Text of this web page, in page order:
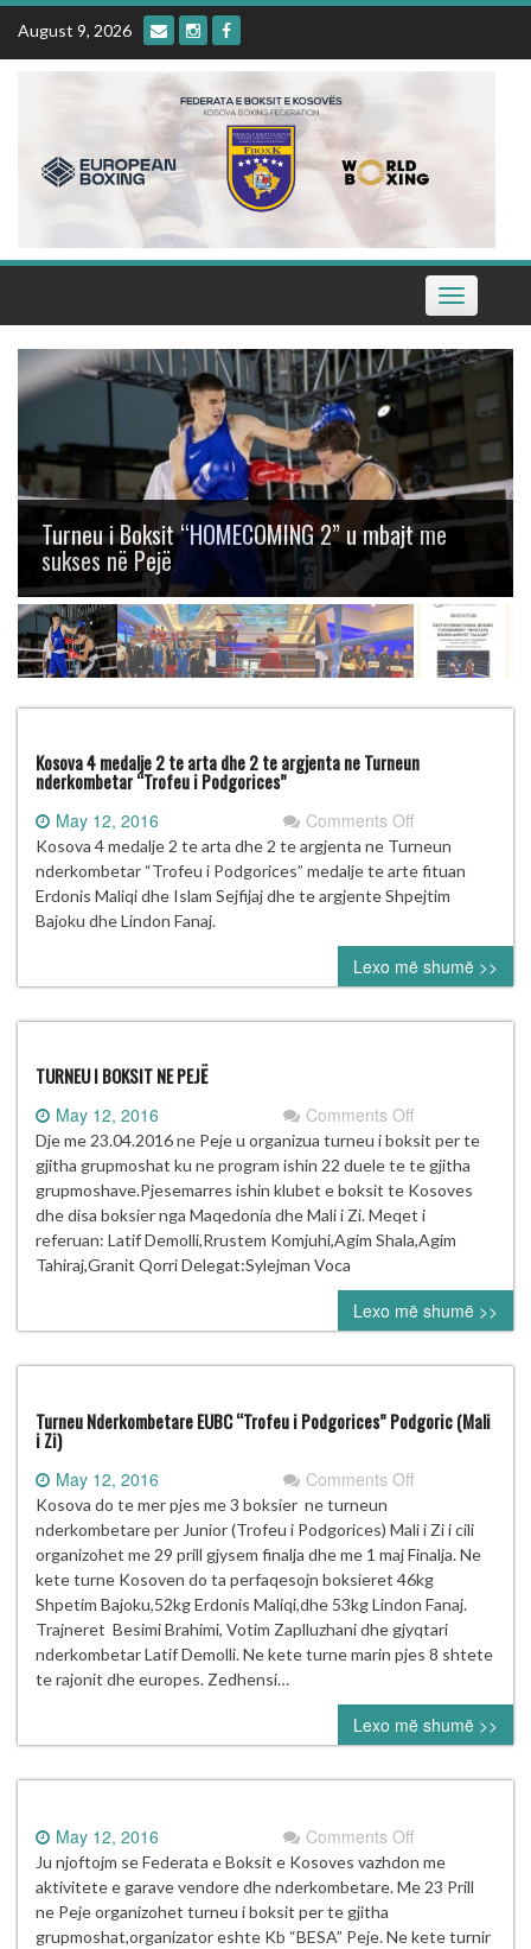
Skip
content
August 9, 2026
Toggle
navigation
Turneu i Boksit “HOMECOMING 2” u mbajt me
sukses në Pejë
Kosova 4 medalje 2 te arta dhe 2 te argjenta ne Turneun
nderkombetar “Trofeu i Podgorices”
May 12, 2016 Comments Offon
Kosova
4
medalje
te
arta
dhe
2
Turneun
nderkombetar
“Trofeu
i
Podgorices”
Kosova 4 medalje 2 te arta dhe 2 te argjenta ne Turneun
nderkombetar “Trofeu i Podgorices” medalje te arte fituan
Erdonis Maliqi dhe Islam Sejfijaj dhe te argjente Shpejtim
Bajoku dhe Lindon Fanaj.
Lexo më shumë >>
TURNEU I BOKSIT NE PEJË
May 12, 2016 Comments Offon
TURNEU
I
BOKSIT
NE
PEJË
Dje me 23.04.2016 ne Peje u organizua turneu i boksit per te
gjitha grupmoshat ku ne program ishin 22 duele te te gjitha
grupmoshave.Pjesemarres ishin klubet e boksit te Kosoves
dhe disa boksier nga Maqedonia dhe Mali i Zi. Meqet i
referuan: Latif Demolli,Rrustem Komjuhi,Agim Shala,Agim
Tahiraj,Granit Qorri Delegat:Sylejman Voca
Lexo më shumë >>
Turneu Nderkombetare EUBC “Trofeu i Podgorices” Podgoric (Mali
i Zi)
May 12, 2016 Comments Offon
Nderkombetare
EUBC
“Trofeu
i
Podgorices”
Podgoric
i
Zi)
Kosova do te mer pjes me 3 boksier ne turneun
nderkombetare per Junior (Trofeu i Podgorices) Mali i Zi i cili
organizohet me 29 prill gjysem finalja dhe me 1 maj Finalja. Ne
kete turne Kosoven do ta perfaqesojn boksieret 46kg
Shpetim Bajoku,52kg Erdonis Maliqi,dhe 53kg Lindon Fanaj.
Trajneret Besimi Brahimi, Votim Zaplluzhani dhe gjyqtari
nderkombetar Latif Demolli. Ne kete turne marin pjes 8 shtete
te rajonit dhe europes. Zedhensi…
Lexo më shumë >>
May 12, 2016 Comments Offon
Ju njoftojm se Federata e Boksit e Kosoves vazhdon me
aktivitete e garave vendore dhe nderkombetare. Me 23 Prill
ne Peje organizohet turneu i boksit per te gjitha
grupmoshat,organizator eshte Kb “BESA” Peje. Ne kete turnir